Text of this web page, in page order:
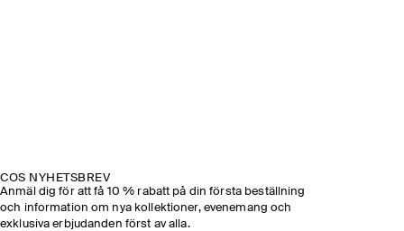
COS NYHETSBREV
Anmäl dig för att få 10 % rabatt på din första beställning
och information om nya kollektioner, evenemang och
exklusiva erbjudanden först av alla.